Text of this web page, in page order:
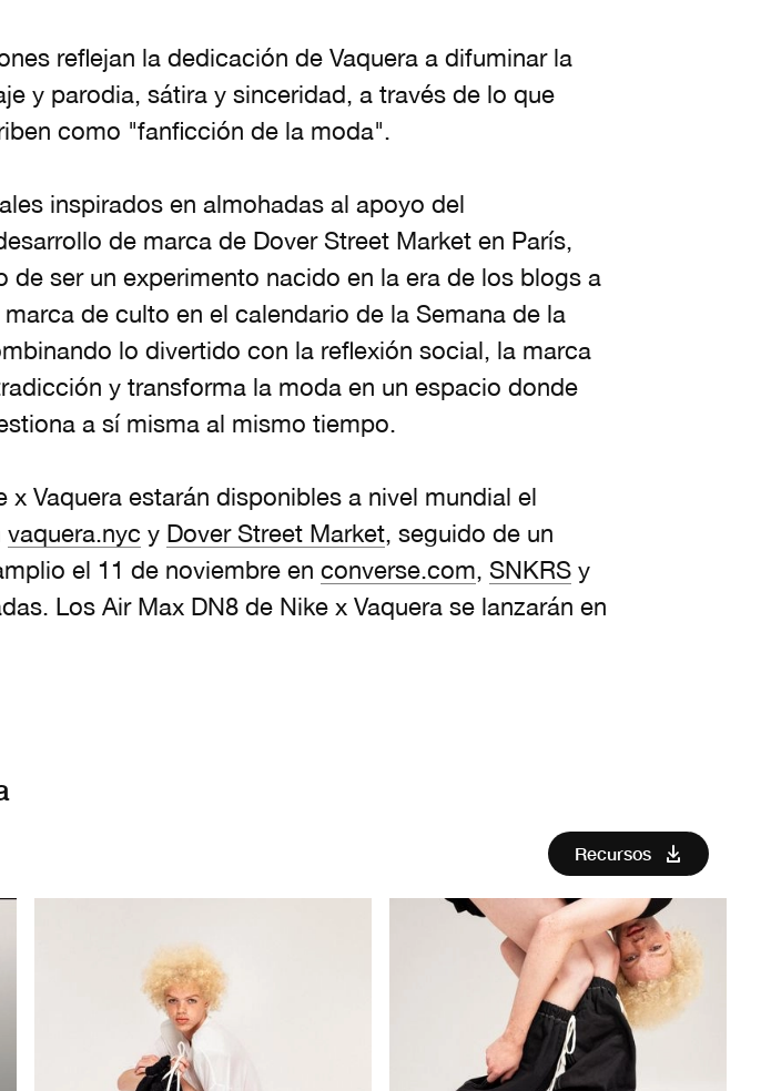
reflejan la dedicación de Vaquera a difuminar la
y parodia, sátira y sinceridad, a través de lo que
como "fanficción de la moda".
inspirados en almohadas al apoyo del
de marca de Dover Street Market en París,
de ser un experimento nacido en la era de los blogs a
de culto en el calendario de la Semana de la
lo divertido con la reflexión social, la marca
y transforma la moda en un espacio donde
a sí misma al mismo tiempo.
x Vaquera estarán disponibles a nivel mundial el
vaquera.nyc y Dover Street Market, seguido de un
el 11 de noviembre en converse.com, SNKRSy
Los Air Max DN8 de Nike x Vaquera se lanzarán en
Recursos